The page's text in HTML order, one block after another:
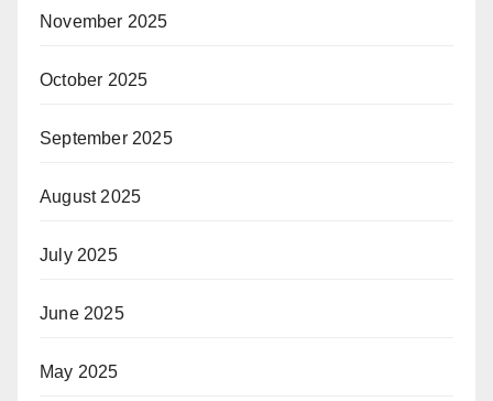
November 2025
October 2025
September 2025
August 2025
July 2025
June 2025
May 2025